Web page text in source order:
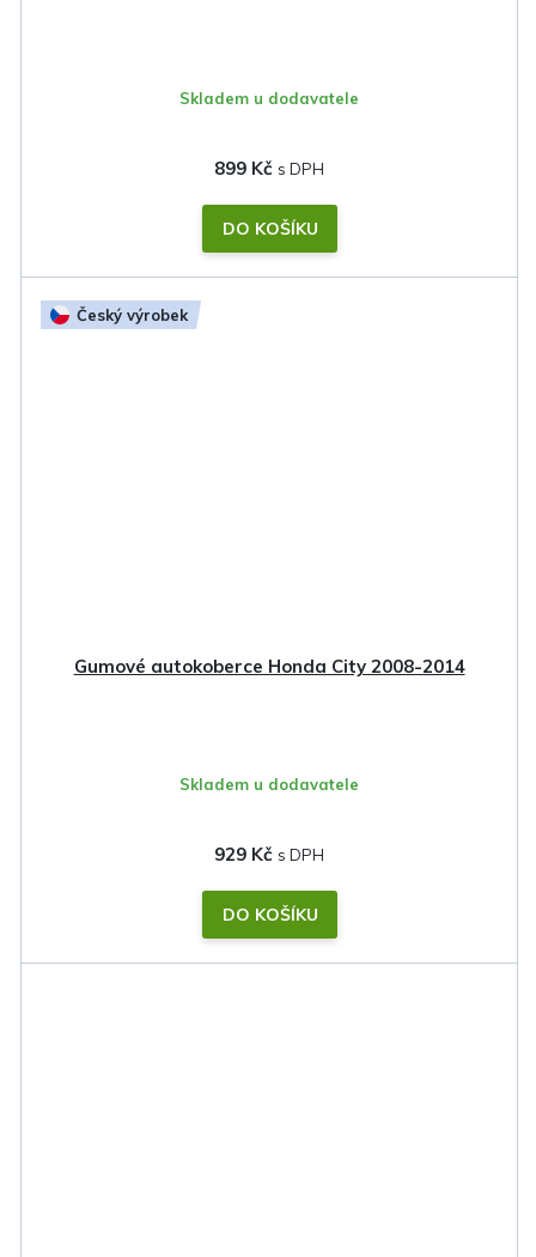
Skladem u dodavatele
899 Kč
DO KOŠÍKU
Český výrobek
Gumové autokoberce Honda City 2008-2014
Skladem u dodavatele
929 Kč
DO KOŠÍKU